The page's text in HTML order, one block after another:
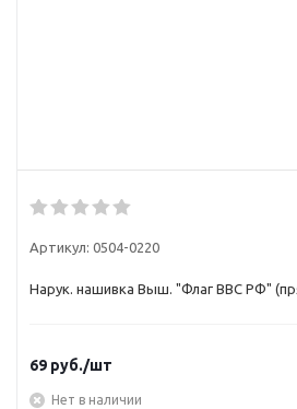
Артикул: 0504-0220
Нарук. нашивка Выш. "Флаг ВВС РФ"
69 руб./шт
Нет в наличии